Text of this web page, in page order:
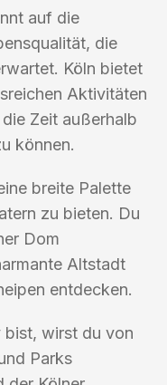
auf die
die
Köln bietet
Aktivitäten
Zeit außerhalb
können.
breite Palette
zu bieten. Du
Dom
Altstadt
entdecken.
bist, wirst du von
Parks